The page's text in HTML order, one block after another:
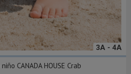
3A - 4A
CANADA HOUSE Crab